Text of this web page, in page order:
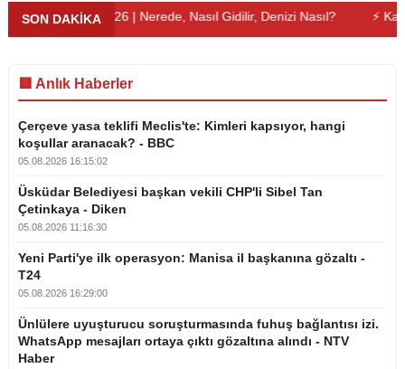
SON DAKİKA
Rehberi 2026 | Nerede, Nasıl Gidilir, Denizi Nasıl? ⚡ Kademeli
🟥 Anlık Haberler
Çerçeve yasa teklifi Meclis'te: Kimleri kapsıyor, hangi
koşullar aranacak? - BBC
05.08.2026 16:15:02
Üsküdar Belediyesi başkan vekili CHP'li Sibel Tan
Çetinkaya - Diken
05.08.2026 11:16:30
Yeni Parti'ye ilk operasyon: Manisa il başkanına gözaltı -
T24
05.08.2026 16:29:00
Ünlülere uyuşturucu soruşturmasında fuhuş bağlantısı izi.
WhatsApp mesajları ortaya çıktı gözaltına alındı - NTV
Haber